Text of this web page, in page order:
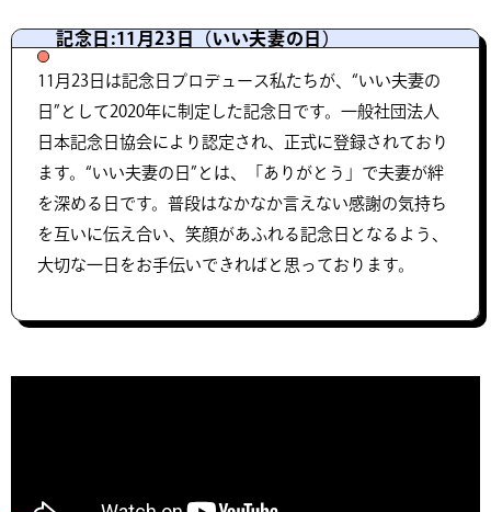
記念日:11月23日（いい夫妻の日）
11月23日は記念日プロデュース私たちが、“いい夫妻の
日”として2020年に制定した記念日です。一般社団法人
日本記念日協会により認定され、正式に登録されており
ます。“いい夫妻の日”とは、「ありがとう」で夫妻が絆
を深める日です。普段はなかなか言えない感謝の気持ち
を互いに伝え合い、笑顔があふれる記念日となるよう、
大切な一日をお手伝いできればと思っております。